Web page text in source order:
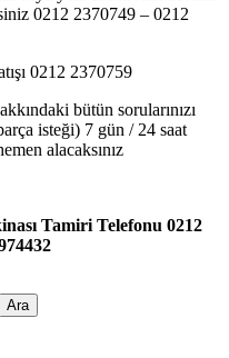
0212 2370749 – 0212
0212 2370759
bütün sorularınızı
isteği) 7 gün / 24 saat
alacaksınız
Tamiri Telefonu 0212